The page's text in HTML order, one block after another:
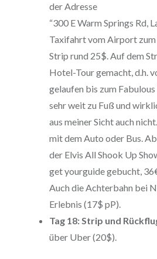
der Adresse
“300 E Warm Springs Rd,
Taxifahrt vom Airport
Strip rund 25$. Auf dem
Hotel-Tour gemacht, d.h.
gelaufen bis zum Fabulous
sehr weit zu Fuß und
aus meiner Sicht auch
mit dem Auto oder Bus.
der Elvis All Shook Up
get yourguide gebucht,
Auch die Achterbahn bei
Erlebnis (17$ pP).
Tag 18: Strip und
über Uber (20$).